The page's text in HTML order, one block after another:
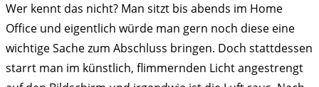
Wer kennt das nicht? Man sitzt bis abends im Home
Office und eigentlich würde man gern noch diese eine
wichtige Sache zum Abschluss bringen. Doch stattdessen
starrt man im künstlich, flimmernden Licht angestrengt